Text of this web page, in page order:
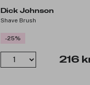
Dick Johnson
Shave Brush
-25%
216